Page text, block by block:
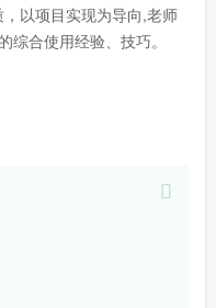
以项目实现为导向,老师
合使用经验、技巧。